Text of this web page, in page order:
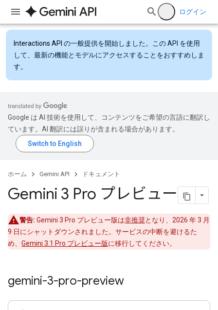
ログイン
Interactions API の一般提供を開始しました。この API を使用
して、最新の機能とモデルにアクセスすることをおすすめしま
す。
Google は AI 技術を使用して、コンテンツをご希望の言語に翻訳し
ています。AI 翻訳には誤りが含まれる場合があります。
ホーム Gemini API ドキュメント
Gemini 3 Pro プレビュー
警告: Gemini 3 Pro プレビュー版は非推奨となり、2026 年 3 月
9 日にシャットダウンされました。サービスの中断を避けるた
め、 Gemini 3.1 Pro プレビュー版に移行してください。
gemini-3-pro-preview